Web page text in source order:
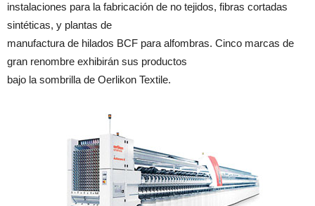
instalaciones para la fabricación de no tejidos, fibras cortadas
sintéticas, y plantas de
manufactura de hilados BCF para alfombras. Cinco marcas de
gran renombre exhibirán sus productos
bajo la sombrilla de Oerlikon Textile.